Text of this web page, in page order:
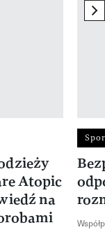
Atopic
na